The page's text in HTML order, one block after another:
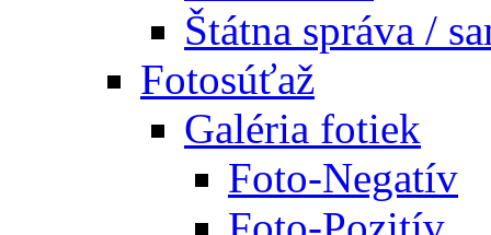
Štátna správa /
Fotosúťaž
Galéria fotiek
Foto-Negatív